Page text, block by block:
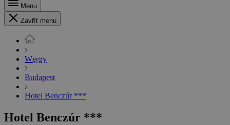
Menu
Zavřít menu
Węgry
Budapest
Hotel Benczúr ***
Hotel Benczúr ***